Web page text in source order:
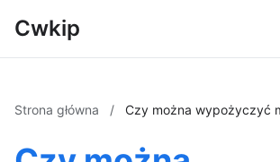
Cwkip
Strona główna / Czy można wypożyczyć